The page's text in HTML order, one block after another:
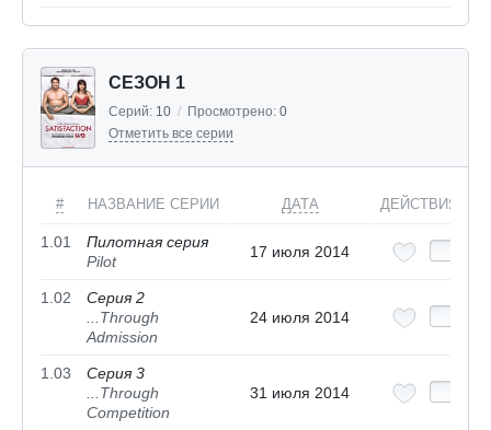
СЕЗОН 1
Серий: 10 / Просмотрено: 0
Отметить все серии
# НАЗВАНИЕ СЕРИИ ДАТА ДЕЙСТВИЯ
1.01
Пилотная серия
Pilot
17 июля 2014
1.02
Серия 2
...Through
Admission
24 июля 2014
1.03
Серия 3
...Through
Competition
31 июля 2014